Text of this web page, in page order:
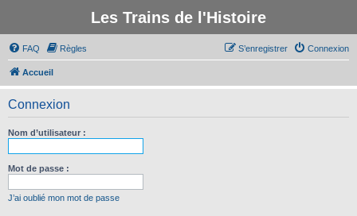
Les Trains de l'Histoire
FAQ Règles Connexion
S’enregistrer
Accueil
Connexion
Nom d’utilisateur :
Mot de passe :
J’ai oublié mon mot de passe